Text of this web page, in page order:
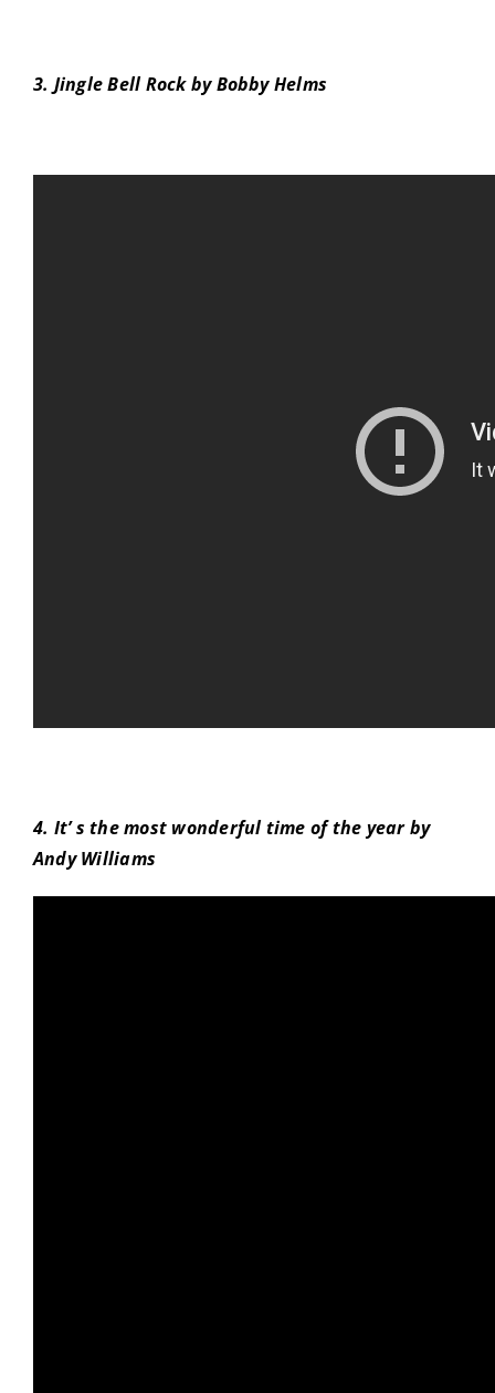
3. Jingle Bell Rock by Bobby Helms
4. It’ s the most wonderful time of the year by
Andy Williams